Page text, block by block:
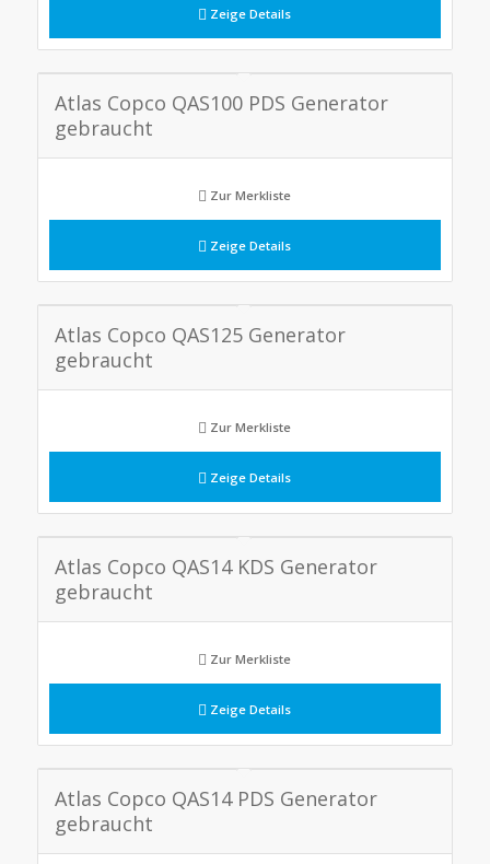
Zeige Details
Atlas Copco QAS100 PDS Generator
gebraucht
Zur Merkliste
Zeige Details
Atlas Copco QAS125 Generator
gebraucht
Zur Merkliste
Zeige Details
Atlas Copco QAS14 KDS Generator
gebraucht
Zur Merkliste
Zeige Details
Atlas Copco QAS14 PDS Generator
gebraucht